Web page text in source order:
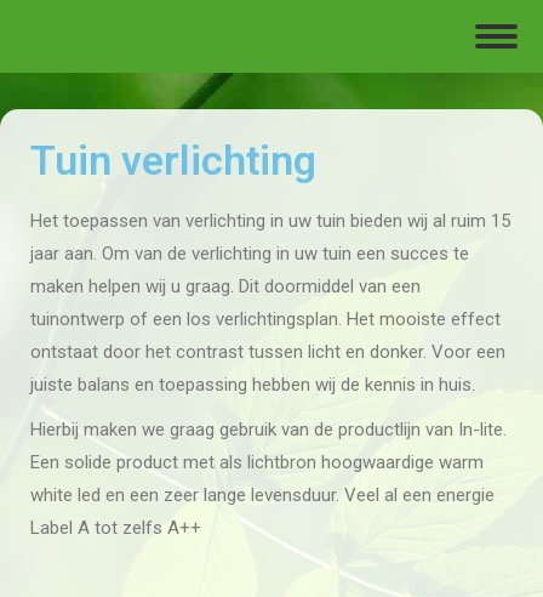
Tuin verlichting
Het toepassen van verlichting in uw tuin bieden wij al ruim 15
jaar aan. Om van de verlichting in uw tuin een succes te
maken helpen wij u graag. Dit doormiddel van een
tuinontwerp of een los verlichtingsplan. Het mooiste effect
ontstaat door het contrast tussen licht en donker. Voor een
juiste balans en toepassing hebben wij de kennis in huis.
Hierbij maken we graag gebruik van de productlijn van In-lite.
Een solide product met als lichtbron hoogwaardige warm
white led en een zeer lange levensduur. Veel al een energie
Label A tot zelfs A++